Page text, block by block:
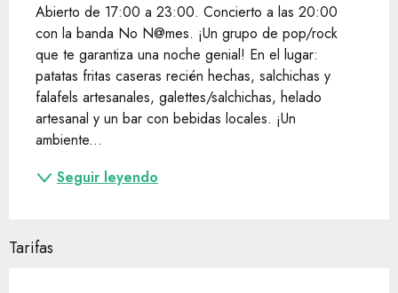
Abierto de 17:00 a 23:00. Concierto a las 20:00
con la banda No N@mes. ¡Un grupo de pop/rock
que te garantiza una noche genial! En el lugar:
patatas fritas caseras recién hechas, salchichas y
falafels artesanales, galettes/salchichas, helado
artesanal y un bar con bebidas locales. ¡Un
ambiente...
Seguir leyendo
Tarifas